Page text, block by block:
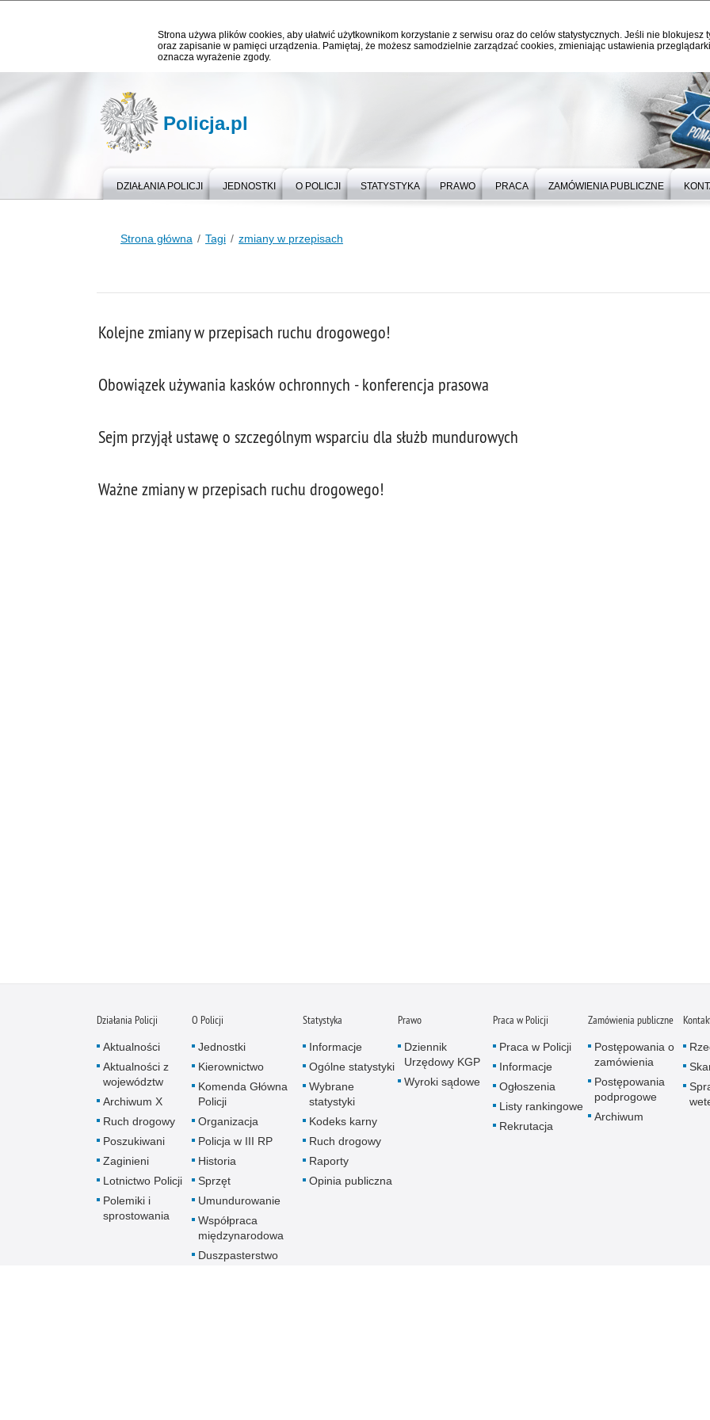
Strona używa plików cookies, aby ułatwić użytkownikom korzystanie z serwisu oraz do celów statystycznych. Jeśli nie blokujesz
oraz zapisanie w pamięci urządzenia. Pamiętaj, że możesz samodzielnie zarządzać cookies, zmieniając ustawienia
oznacza wyrażenie zgody.
Policja.pl
DZIAŁANIA POLICJI JEDNOSTKI O POLICJI STATYSTYKA PRAWO PRACA ZAMÓWIENIA PUBLICZNE
Strona główna Tagi zmiany w przepisach
Kolejne zmiany w przepisach ruchu drogowego!
Obowiązek używania kasków ochronnych - konferencja prasowa
Sejm przyjął ustawę o szczególnym wsparciu dla służb mundurowych
Ważne zmiany w przepisach ruchu drogowego!
Działania Policji
Aktualności
Aktualności z
województw
Archiwum X
Ruch drogowy
Poszukiwani
Zaginieni
Lotnictwo Policji
Polemiki i
sprostowania
O Policji
Jednostki
Kierownictwo
Komenda Główna
Policji
Organizacja
Policja w III RP
Historia
Sprzęt
Umundurowanie
Współpraca
międzynarodowa
Duszpasterstwo
Statystyka
Informacje
Ogólne statystyki
Wybrane
statystyki
Kodeks karny
Ruch drogowy
Raporty
Opinia publiczna
Prawo
Dziennik
Urzędowy KGP
Wyroki sądowe
Praca w Policji
Praca w Policji
Informacje
Ogłoszenia
Listy rankingowe
Rekrutacja
Zamówienia publiczne
Postępowania o
zamówienia
Postępowania
podprogowe
Archiwum